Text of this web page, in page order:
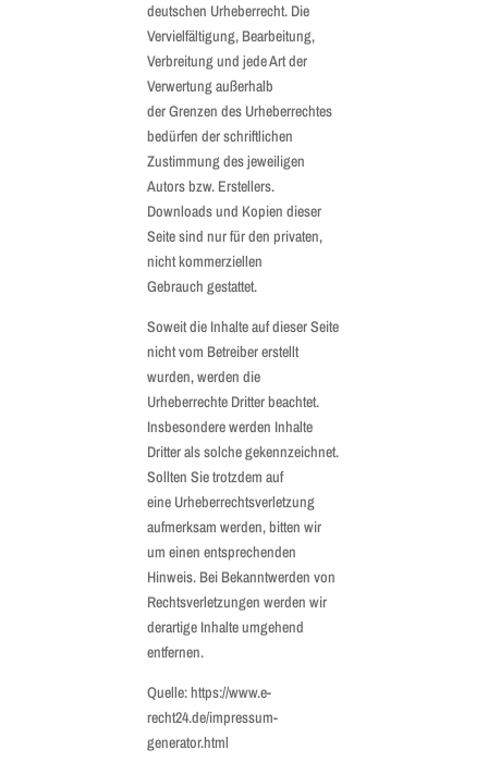
deutschen Urheberrecht. Die
Vervielfältigung, Bearbeitung,
Verbreitung und jede Art der
Verwertung außerhalb
der Grenzen des Urheberrechtes
bedürfen der schriftlichen
Zustimmung des jeweiligen
Autors bzw. Erstellers.
Downloads und Kopien dieser
Seite sind nur für den privaten,
nicht kommerziellen
Gebrauch gestattet.
Soweit die Inhalte auf dieser Seite
nicht vom Betreiber erstellt
wurden, werden die
Urheberrechte Dritter beachtet.
Insbesondere werden Inhalte
Dritter als solche gekennzeichnet.
Sollten Sie trotzdem auf
eine Urheberrechtsverletzung
aufmerksam werden, bitten wir
um einen entsprechenden
Hinweis. Bei Bekanntwerden von
Rechtsverletzungen werden wir
derartige Inhalte umgehend
entfernen.
Quelle: https://www.e-
recht24.de/impressum-
generator.html